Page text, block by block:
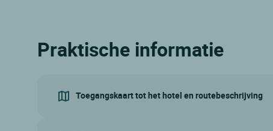
Praktische informatie
Toegangskaart tot het hotel en routebeschrijving